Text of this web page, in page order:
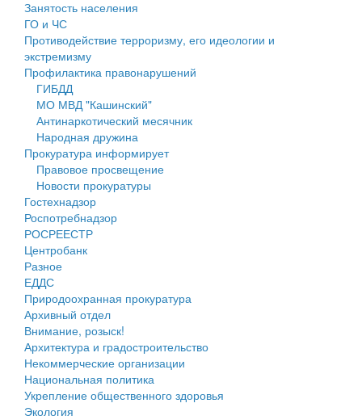
Оценка регулирующего воздействия
Деятельность МУ
Нормативы градостроительного проектирования
Правила землепользования и застройки
Генеральные планы
Проекты планировки территории
Собрание депутатов
Городское поселение
Сельские поселения
Занятость населения
ГО и ЧС
Противодействие терроризму, его идеологии и
экстремизму
Профилактика правонарушений
ГИБДД
МО МВД "Кашинский"
Антинаркотический месячник
Народная дружина
Прокуратура информирует
Правовое просвещение
Новости прокуратуры
Гостехнадзор
Роспотребнадзор
РОСРЕЕСТР
Центробанк
Разное
ЕДДС
Природоохранная прокуратура
Архивный отдел
Внимание, розыск!
Архитектура и градостроительство
Некоммерческие организации
Национальная политика
Укрепление общественного здоровья
Экология